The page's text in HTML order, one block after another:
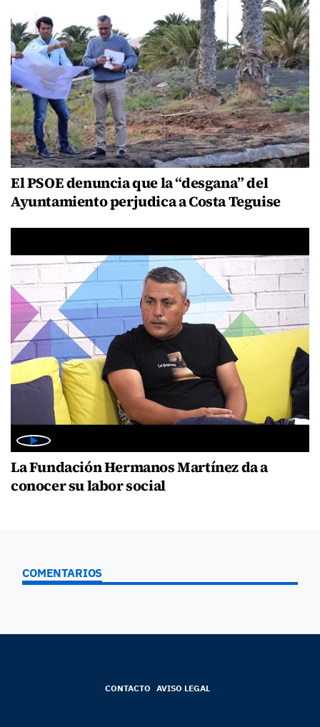
El PSOE denuncia que la “desgana” del
Ayuntamiento perjudica a Costa Teguise
La Fundación Hermanos Martínez da a
conocer su labor social
COMENTARIOS
CONTACTO AVISO LEGAL